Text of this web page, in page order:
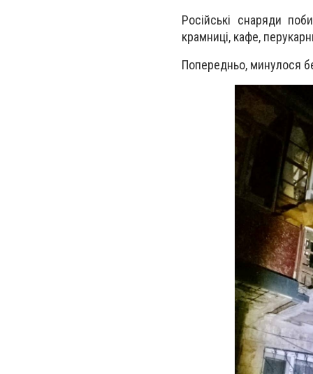
Російські снаряди
крамниці, кафе,
Попередньо, минулося